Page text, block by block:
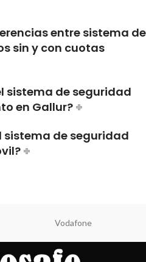
entre sistema de
sin y con cuotas
sistema de seguridad
en Gallur?
sistema de seguridad
Vodafone